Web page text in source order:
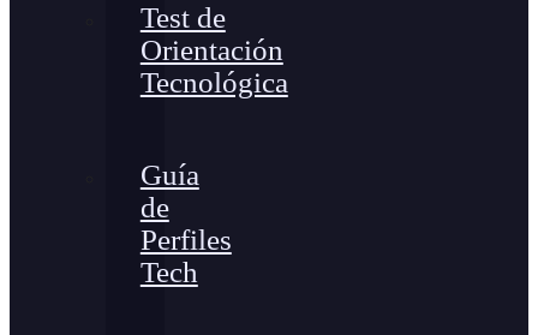
Test de
Orientación
Tecnológica
Guía
de
Perfiles
Tech